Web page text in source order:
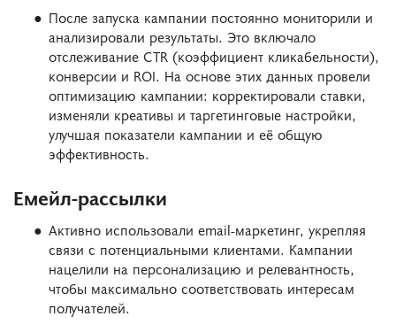
После запуска кампании постоянно мониторили и
анализировали результаты. Это включало
отслеживание CTR (коэффициент кликабельности),
конверсии и ROI. На основе этих данных провели
оптимизацию кампании: корректировали ставки,
изменяли креативы и таргетинговые настройки,
улучшая показатели кампании и её общую
эффективность.
Емейл-рассылки
Активно использовали email-маркетинг, укрепляя
связи с потенциальными клиентами. Кампании
нацелили на персонализацию и релевантность,
чтобы максимально соответствовать интересам
получателей.